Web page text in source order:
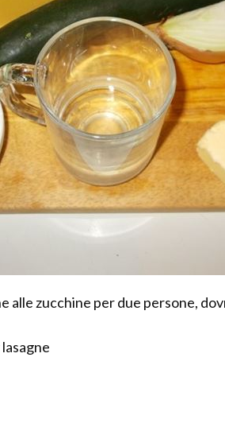
alle zucchine per due persone,